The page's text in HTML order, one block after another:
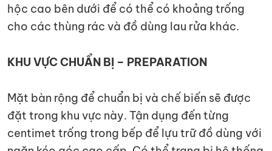
hộc cao bên dưới để có thể có khoảng trống
cho các thùng rác và đồ dùng lau rửa khác.
KHU VỰC CHUẨN BỊ – PREPARATION
Mặt bàn rộng để chuẩn bị và chế biến sẽ được
đặt trong khu vực này. Tận dụng đến từng
centimet trống trong bếp để lựu trữ đồ dùng với